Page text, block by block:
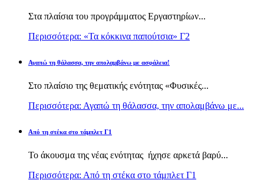
Στα πλαίσια του προγράμματος Εργαστηρίων...
Περισσότερα: «Τα κόκκινα παπούτσια» Γ2
Αγαπώ τη θάλασσα, την απολαμβάνω με ασφάλεια!
Στο πλαίσιο της θεματικής ενότητας «Φυσικές...
Περισσότερα: Αγαπώ τη θάλασσα, την απολαμβάνω με...
Από τη στέκα στο τάμπλετ Γ1
Το άκουσμα της νέας ενότητας ήχησε αρκετά βαρύ...
Περισσότερα: Από τη στέκα στο τάμπλετ Γ1